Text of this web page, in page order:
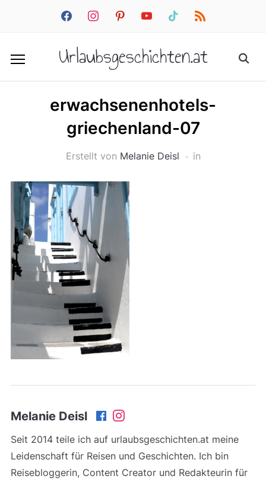
facebookinstagrampinterestyoutube tiktok rss
Urlaubsgeschichten.at
erwachsenenhotels-
griechenland-07
Erstellt von Melanie Deisl in
Melanie Deisl
Seit 2014 teile ich auf urlaubsgeschichten.at meine
Leidenschaft für Reisen und Geschichten. Ich bin
Reisebloggerin, Content Creator und Redakteurin für